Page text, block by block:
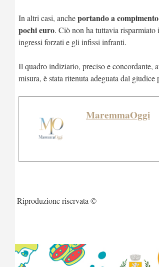
In altri casi, ancheportando a
pochi euro. Ciò non ha tuttavia
ingressi forzati e gli infissi infranti.
Il quadro indiziario, preciso e concordante,
misura, è stata ritenuta adeguata dal
MaremmaOggi
Riproduzione riservata ©